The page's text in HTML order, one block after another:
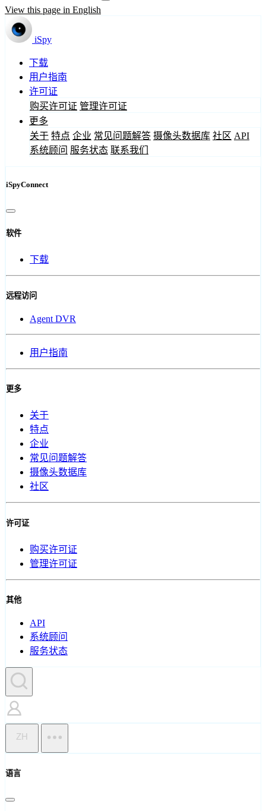
View this page in English
iSpy
下载
用户指南
许可证
购买许可证 管理许可证
更多
关于 特点 企业 常见问题解答 摄像头数据库 社区 API
系统顾问 服务状态 联系我们
iSpyConnect
软件
下载
远程访问
Agent DVR
用户指南
更多
关于
特点
企业
常见问题解答
摄像头数据库
社区
许可证
购买许可证
管理许可证
其他
API
系统顾问
服务状态
ZH
语言